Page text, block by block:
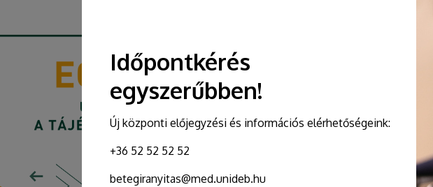
Időpontkérés
egyszerűbben!
Új központi előjegyzési és információs elérhetőségeink:
+36 52 52 52 52
betegiranyitas@med.unideb.hu